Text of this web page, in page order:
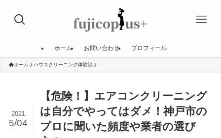
ホーム お問い合わせ プロフィール
ホーム ハウスクリーニング体験談
【危険！】エアコンクリーニング
は自分でやってはダメ！神戸市の
プロに聞いた頻度や業者の選び
2021
5/04